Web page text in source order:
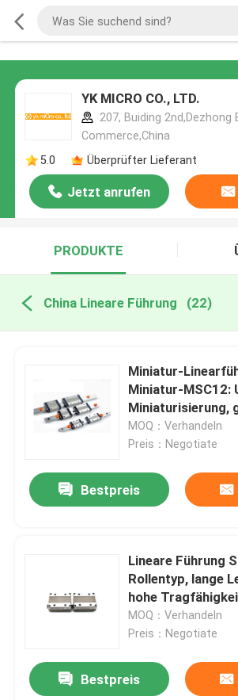
YK MICRO CO., LTD.
207, Buiding 2nd,Dezhong
Commerce,China
5.0
Überprüfter Lieferant
Jetzt anrufen
PRODUKTE
China Lineare Führung (22)
Miniatur-
Miniatur-MSC12:
Miniaturisierung,
MOQ：Verhandeln
Preis：Negotiate
Bestpreis
Lineare Führung
Rollentyp, lange
hohe
MOQ：Verhandeln
Preis：Negotiate
Bestpreis